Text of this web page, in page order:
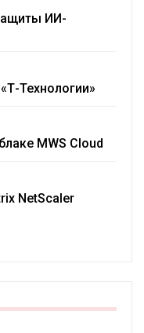
ИИ-
Технологии»
MWS Cloud
NetScaler